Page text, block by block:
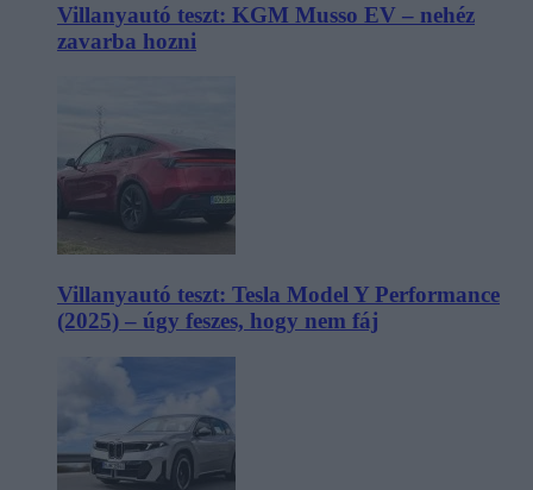
Villanyautó teszt: KGM Musso EV – nehéz
zavarba hozni
Villanyautó teszt: Tesla Model Y Performance
(2025) – úgy feszes, hogy nem fáj